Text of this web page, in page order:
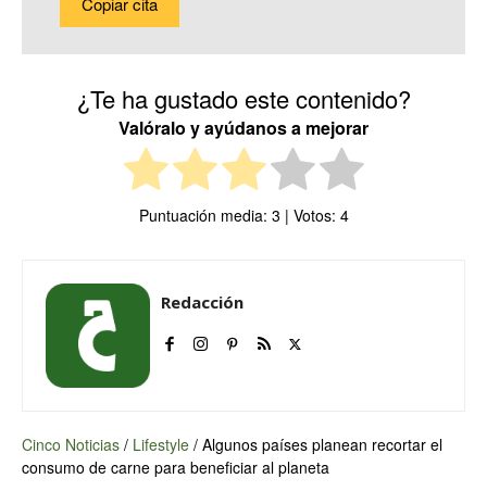
¿Te ha gustado este contenido?
Valóralo y ayúdanos a mejorar
Puntuación media: 3 | Votos: 4
Redacción
Cinco Noticias / Lifestyle / Algunos países planean recortar el
consumo de carne para beneficiar al planeta